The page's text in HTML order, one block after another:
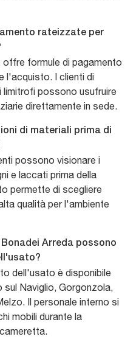
rateizzate per
formule di pagamento
l'acquisto. I clienti di
limitrofi possono usufruire
direttamente in sede.
di materiali prima di
possono visionare i
e laccati prima della
permette di scegliere
qualità per l'ambiente
Arreda possono
dell'usato è disponibile
sul Naviglio, Gorgonzola,
Il personale interno si
mobili durante la